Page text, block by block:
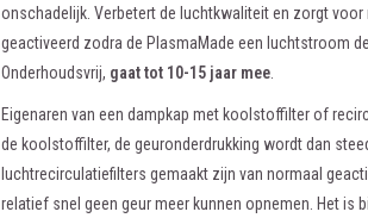
onschadelijk. Verbetert de luchtkwaliteit en zorgt
geactiveerd zodra de PlasmaMade een luchtstroom
Onderhoudsvrij, gaat tot 10-15 jaar mee
Eigenaren van een dampkap met koolstoffilter of
de koolstoffilter, de geuronderdrukking wordt dan
luchtrecirculatiefilters gemaakt zijn van normaal
relatief snel geen geur meer kunnen opnemen. Het